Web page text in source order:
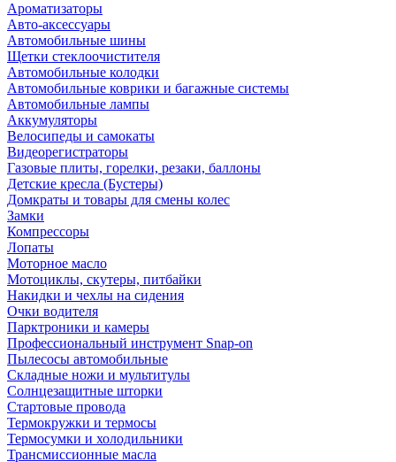
Ароматизаторы
Авто-аксессуары
Автомобильные шины
Щетки стеклоочистителя
Автомобильные колодки
Автомобильные коврики и багажные системы
Автомобильные лампы
Аккумуляторы
Велосипеды и самокаты
Видеорегистраторы
Газовые плиты, горелки, резаки, баллоны
Детские кресла (Бустеры)
Домкраты и товары для смены колес
Замки
Компрессоры
Лопаты
Моторное масло
Мотоциклы, скутеры, питбайки
Накидки и чехлы на сидения
Очки водителя
Парктроники и камеры
Профессиональный инструмент Snap-on
Пылесосы автомобильные
Складные ножи и мультитулы
Солнцезащитные шторки
Стартовые провода
Термокружки и термосы
Термосумки и холодильники
Трансмиссионные масла